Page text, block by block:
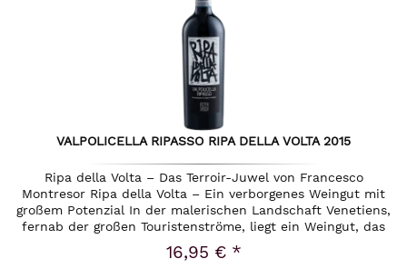
VALPOLICELLA RIPASSO RIPA DELLA VOLTA 2015
Ripa della Volta – Das Terroir-Juwel von Francesco
Montresor Ripa della Volta – Ein verborgenes Weingut mit
großem Potenzial In der malerischen Landschaft Venetiens,
fernab der großen Touristenströme, liegt ein Weingut, das
16,95 € *